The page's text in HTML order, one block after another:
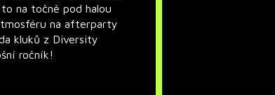
na točně pod halou
na afterparty
kluků z Diversity
ročník!